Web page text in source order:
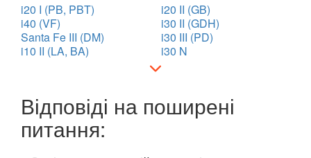
i20 I (PB, PBT)
i40 (VF)
Santa Fe III (DM)
i10 II (LA, BA)
i20 II (GB)
i30 II (GDH)
i30 III (PD)
i30 N
Відповіді на поширені
питання: